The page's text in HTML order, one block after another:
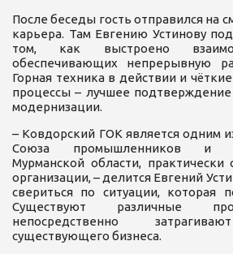
После беседы гость отправился на
карьера. Там Евгению Устинову
том, как выстроено
обеспечивающих непрерывную
Горная техника в действии и
процессы – лучшее
модернизации.
– Ковдорский ГОК является одним
Союза промышленников и
Мурманской области, практически
организации, – делится Евгений
свериться по ситуации, которая
Существуют различные
непосредственно
существующего бизнеса.